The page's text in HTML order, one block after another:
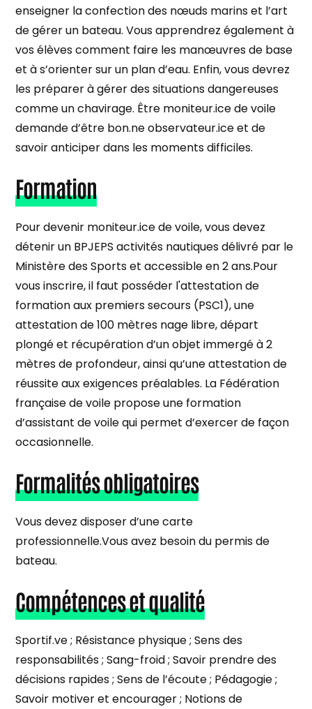
enseigner la confection des nœuds marins et l’art
de gérer un bateau. Vous apprendrez également à
vos élèves comment faire les manœuvres de base
et à s’orienter sur un plan d’eau. Enfin, vous devrez
les préparer à gérer des situations dangereuses
comme un chavirage. Être moniteur.ice de voile
demande d’être bon.ne observateur.ice et de
savoir anticiper dans les moments difficiles.
Formation
Pour devenir moniteur.ice de voile, vous devez
détenir un BPJEPS activités nautiques délivré par le
Ministère des Sports et accessible en 2 ans.Pour
vous inscrire, il faut posséder l'attestation de
formation aux premiers secours (PSC1), une
attestation de 100 mètres nage libre, départ
plongé et récupération d’un objet immergé à 2
mètres de profondeur, ainsi qu’une attestation de
réussite aux exigences préalables. La Fédération
française de voile propose une formation
d’assistant de voile qui permet d’exercer de façon
occasionnelle.
Formalités obligatoires
Vous devez disposer d’une carte
professionnelle.Vous avez besoin du permis de
bateau.
Compétences et qualité
Sportif.ve ; Résistance physique ; Sens des
responsabilités ; Sang-froid ; Savoir prendre des
décisions rapides ; Sens de l’écoute ; Pédagogie ;
Savoir motiver et encourager ; Notions de